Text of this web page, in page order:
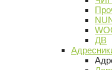
ДВ